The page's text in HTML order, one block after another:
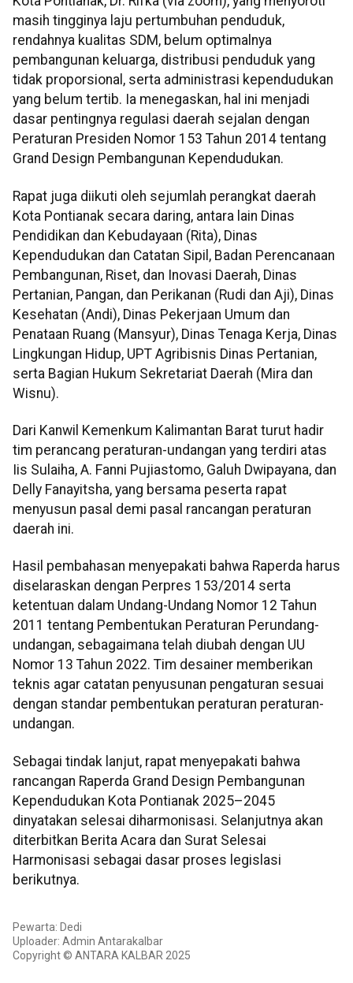
masih tingginya laju pertumbuhan penduduk,
rendahnya kualitas SDM, belum optimalnya
pembangunan keluarga, distribusi penduduk yang
tidak proporsional, serta administrasi kependudukan
yang belum tertib. Ia menegaskan, hal ini menjadi
dasar pentingnya regulasi daerah sejalan dengan
Peraturan Presiden Nomor 153 Tahun 2014 tentang
Grand Design Pembangunan Kependudukan.
Rapat juga diikuti oleh sejumlah perangkat daerah
Kota Pontianak secara daring, antara lain Dinas
Pendidikan dan Kebudayaan (Rita), Dinas
Kependudukan dan Catatan Sipil, Badan Perencanaan
Pembangunan, Riset, dan Inovasi Daerah, Dinas
Pertanian, Pangan, dan Perikanan (Rudi dan Aji), Dinas
Kesehatan (Andi), Dinas Pekerjaan Umum dan
Penataan Ruang (Mansyur), Dinas Tenaga Kerja, Dinas
Lingkungan Hidup, UPT Agribisnis Dinas Pertanian,
serta Bagian Hukum Sekretariat Daerah (Mira dan
Wisnu).
Dari Kanwil Kemenkum Kalimantan Barat turut hadir
tim perancang peraturan-undangan yang terdiri atas
Iis Sulaiha, A. Fanni Pujiastomo, Galuh Dwipayana, dan
Delly Fanayitsha, yang bersama peserta rapat
menyusun pasal demi pasal rancangan peraturan
daerah ini.
Hasil pembahasan menyepakati bahwa Raperda harus
diselaraskan dengan Perpres 153/2014 serta
ketentuan dalam Undang-Undang Nomor 12 Tahun
2011 tentang Pembentukan Peraturan Perundang-
undangan, sebagaimana telah diubah dengan UU
Nomor 13 Tahun 2022. Tim desainer memberikan
teknis agar catatan penyusunan pengaturan sesuai
dengan standar pembentukan peraturan peraturan-
undangan.
Sebagai tindak lanjut, rapat menyepakati bahwa
rancangan Raperda Grand Design Pembangunan
Kependudukan Kota Pontianak 2025–2045
dinyatakan selesai diharmonisasi. Selanjutnya akan
diterbitkan Berita Acara dan Surat Selesai
Harmonisasi sebagai dasar proses legislasi
berikutnya.
Pewarta: Dedi
Uploader: Admin Antarakalbar
Copyright © ANTARA KALBAR 2025